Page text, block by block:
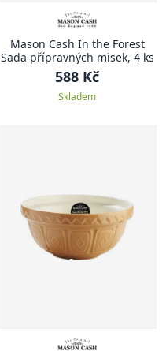
Mason Cash In the Forest
Sada přípravných misek, 4 ks
588 Kč
Skladem